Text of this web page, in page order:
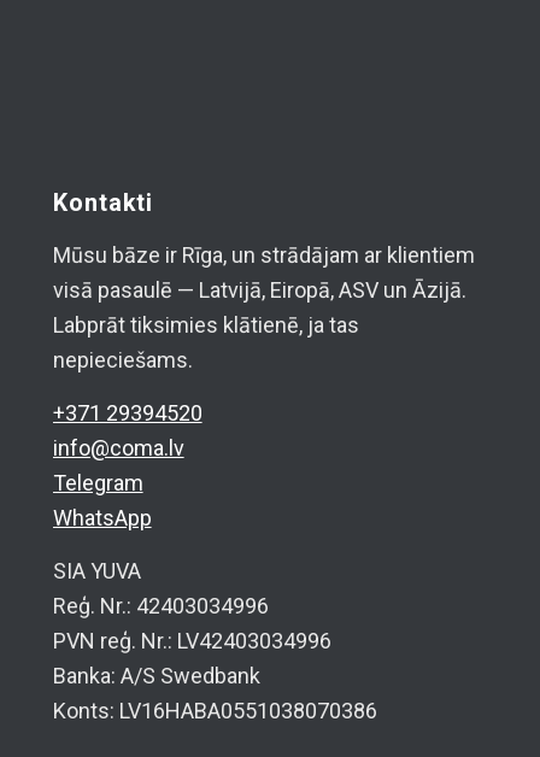
Kontakti
Mūsu bāze ir Rīga, un strādājam ar klientiem
visā pasaulē — Latvijā, Eiropā, ASV un Āzijā.
Labprāt tiksimies klātienē, ja tas
nepieciešams.
+371 29394520
info@coma.lv
Telegram
WhatsApp
SIA YUVA
Reģ. Nr.: 42403034996
PVN reģ. Nr.: LV42403034996
Banka: A/S Swedbank
Konts: LV16HABA0551038070386